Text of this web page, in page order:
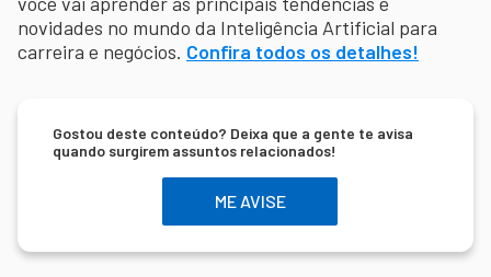
novidades no mundo da Inteligência Artificial para
carreira e negócios. Confira todos os detalhes!
Gostou deste conteúdo? Deixa que a gente te avisa
quando surgirem assuntos relacionados!
ME AVISE